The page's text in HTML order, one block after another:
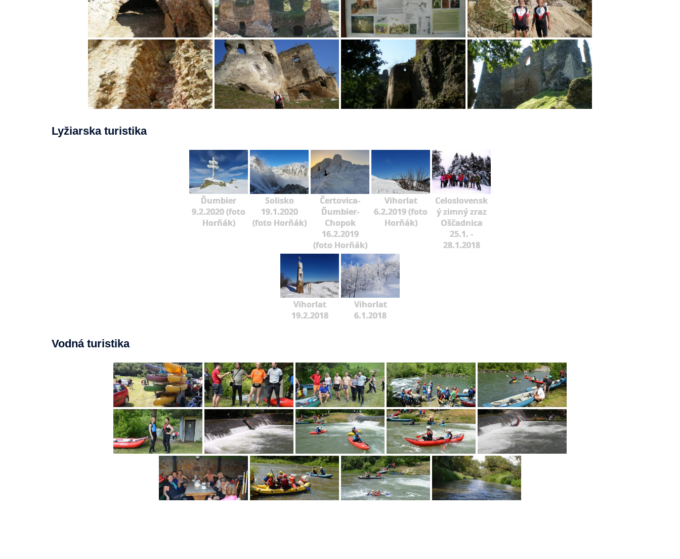
Lyžiarska turistika
Ďumbier
9.2.2020 (foto
Horňák)
Solisko
19.1.2020
(foto Horňák)
Čertovica-
Ďumbier-
Chopok
16.2.2019
(foto Horňák)
Vihorlat
6.2.2019 (foto
Horňák)
Celoslovensk
ý zimný zraz
Oščadnica
25.1. -
28.1.2018
Vihorlat
19.2.2018
Vihorlat
6.1.2018
Vodná turistika